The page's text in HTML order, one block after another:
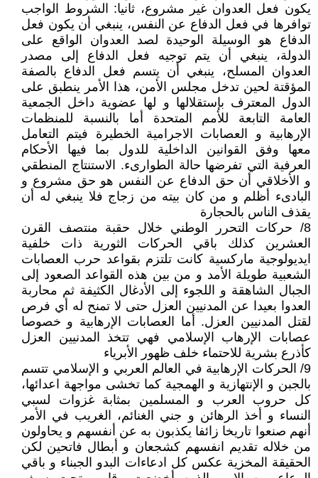
يكون فعل العدوان غير مشروع، ثانيا: الشروط الواجب
توافرها في فعل الدفاع عن النفس، ينبغي أن يكون فعل
الدفاع هو الوسيلة الوحيدة لصد العدوان الواقع على
الدولة، ينبغي أن يتم توجيه فعل الدفاع إلى مصدر
العدوان المسلح، ينبغي أن يتسم فعل الدفاع بالصفة
المؤقتة لحين تدخل مجلس الأمن، هذا الأمر ينطبق على
الدول المعترف بإستقلالها و لها عضوية داخل الجمعية
العامة التابعة للأمم المتحدة أما بالنسبة للمنظمات
الإرهابية و العصابات الاجرامية الخطيرة فيتم التعامل
معها وفق القوانين الداخلية للدول بما فيها الأحكام
العرفية التي تفرضها حالة الطوارىء. الاستنتاج المنطقي
و الأخلاقي أن حق الدفاع عن النفس هو حق مشروع و
البادىء أظلم و من كان بيته من زجاج فلا ينبغي له أن
يقذف الناس بالحجارة
8/ حركات التحرر الوطني خلال حقبة منتصف القرن
العشرين كذلك باقي الحركات الثورية ذات خلفية
ايديولوجية ماركسية كانت تلتزم بقواعد حرب العصابات
الشعبية طويلة الأمد و من بين هذه القواعد الصعود إلى
الجبال الشاهقة و اللجوء إلى الأدغال الكثيفة ثم محاربة
العدوا بعيدا عن المدنيين العزل حتى لا تمنح له أي فرص
لقتل المدنيين العزل. أما العصابات الإرهابية و خصوصا
عصابات الإرهاب الإسلامي فهي تتخذ المدنيين العزل
كأذرع بشرية للاحتماء خلف ظهور الأبرياء
9/ الحركات الإرهابية في العالم العربي و الإسلامي تتسم
بالجبن و الإنتهازية و الهمجية كما تخشى مواجهة اعدائها،
كل حروب العرب و المسلمين بمثابة غزوات لسبي
النساء و أخذ الرهائن و جني الغنائم، الغريب في الأمر
أنهم صنعوا تاريخا زائفا يكذبون به عن أنفسهم و يحاولون
من خلاله تقديم انفسهم كشجعان و أبطال فاتحين لكن
الحقيقة المخزية عكس كل ادعاءات البدو الجبناء و باقي